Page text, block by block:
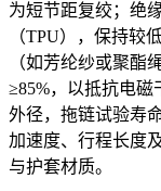
为短节距复绞；绝
（TPU），保持较
（如芳纶纱或聚酯
≥85%，以抵抗电
外径，拖链试验寿
加速度、行程长度
与护套材质。